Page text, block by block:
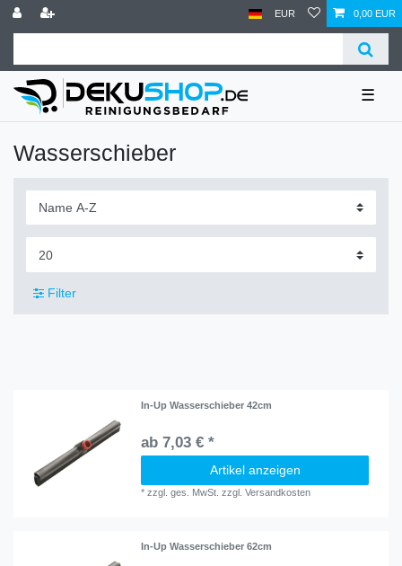
EUR 0,00 EUR
☰
Wasserschieber
Filter
In-Up Wasserschieber 42cm
ab 7,03 € *
Artikel anzeigen
*zzgl. ges. MwSt. zzgl.Versandkosten
In-Up Wasserschieber 62cm